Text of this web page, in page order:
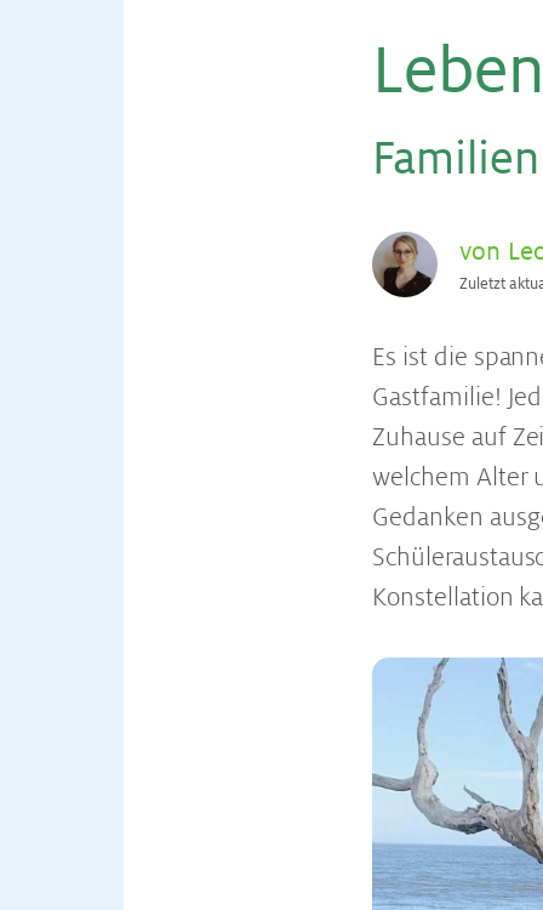
von
Zuletzt
Es ist die
Gastfamilie!
Zuhause auf
welchem Alter
Gedanken
Konstellation